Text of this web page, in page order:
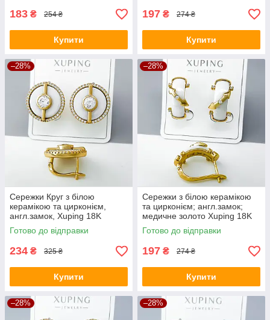
183 ₴ 254 ₴
Купити
197 ₴ 274 ₴
Купити
–28%
Сережки Круг з білою
керамікою та цирконієм,
англ.замок, Xuping 18K
Готово до відправки
234 ₴ 325 ₴
Купити
–28%
Сережки з білою керамікою
та цирконієм; англ.замок;
медичне золото Xuping 18K
Готово до відправки
197 ₴ 274 ₴
Купити
–28% –28%